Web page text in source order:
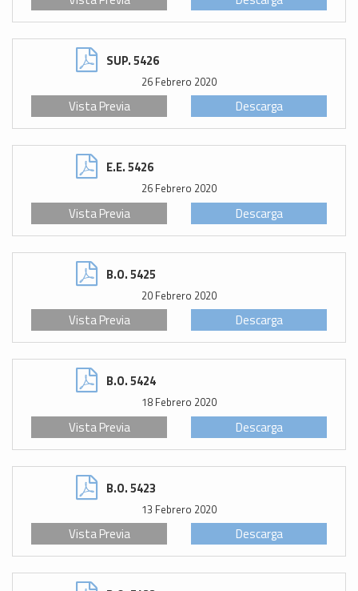
SUP. 5426
26 Febrero 2020
Descarga
Vista Previa
E.E. 5426
26 Febrero 2020
Descarga
Vista Previa
B.O. 5425
20 Febrero 2020
Descarga
Vista Previa
B.O. 5424
18 Febrero 2020
Descarga
Vista Previa
B.O. 5423
13 Febrero 2020
Descarga
Vista Previa